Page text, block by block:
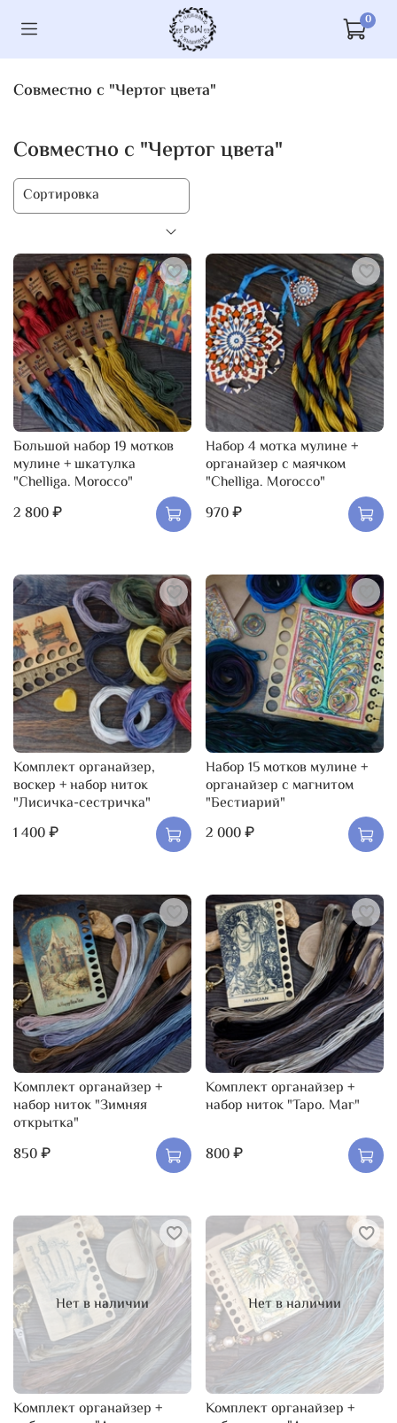
0
Совместно с "Чертог цвета"
Совместно с "Чертог цвета"
Большой набор 19 мотков
мулине + шкатулка
"Chelliga. Morocco"
2 800 ₽
Набор 4 мотка мулине +
органайзер с маячком
"Chelliga. Morocco"
970 ₽
Комплект органайзер,
воскер + набор ниток
"Лисичка-сестричка"
1 400 ₽
Набор 15 мотков мулине +
органайзер с магнитом
"Бестиарий"
2 000 ₽
Комплект органайзер +
набор ниток "Зимняя
открытка"
850 ₽
Комплект органайзер +
набор ниток "Таро. Маг"
800 ₽
Нет в наличии
Комплект органайзер +
Нет в наличии
Комплект органайзер +